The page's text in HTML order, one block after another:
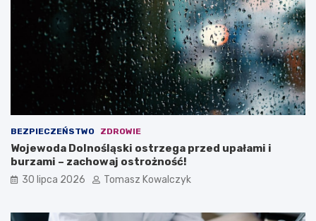
BEZPIECZEŃSTWO ZDROWIE
Wojewoda Dolnośląski ostrzega przed upałami i
burzami – zachowaj ostrożność!
30 lipca 2026 Tomasz Kowalczyk